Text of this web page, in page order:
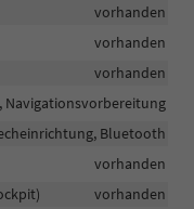
vorhanden
vorhanden
vorhanden
Navigationsvorbereitung
Bluetooth
vorhanden
vorhanden